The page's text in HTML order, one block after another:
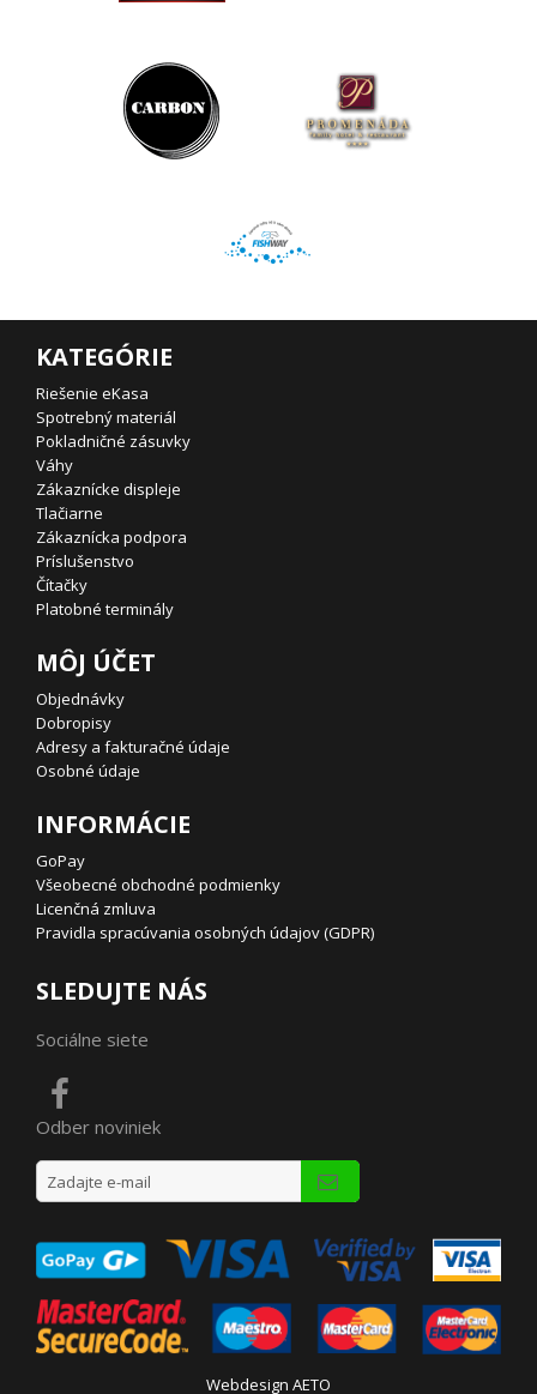
KATEGÓRIE
Riešenie eKasa
Spotrebný materiál
Pokladničné zásuvky
Váhy
Zákaznícke displeje
Tlačiarne
Zákaznícka podpora
Príslušenstvo
Čítačky
Platobné terminály
MÔJ ÚČET
Objednávky
Dobropisy
Adresy a fakturačné údaje
Osobné údaje
INFORMÁCIE
GoPay
Všeobecné obchodné podmienky
Licenčná zmluva
Pravidla spracúvania osobných údajov (GDPR)
SLEDUJTE NÁS
Sociálne siete
Odber noviniek
Webdesign AETO